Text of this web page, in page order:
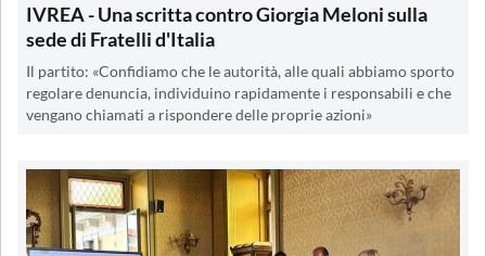
IVREA - Una scritta contro Giorgia Meloni sulla
sede di Fratelli d'Italia
Il partito: «Confidiamo che le autorità, alle quali abbiamo sporto
regolare denuncia, individuino rapidamente i responsabili e che
vengano chiamati a rispondere delle proprie azioni»